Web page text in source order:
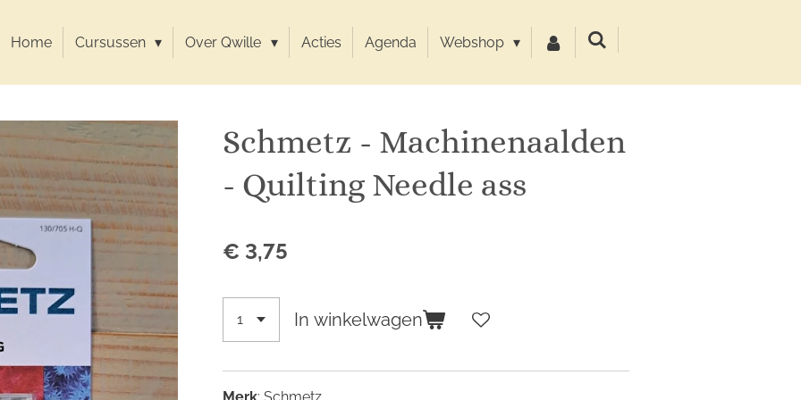
Home Cursussen Over Qwille Acties Agenda Webshop
Schmetz - Machinenaalden
- Quilting Needle ass
€ 3,75
In winkelwagen